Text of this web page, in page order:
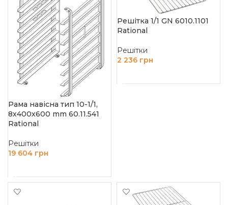
Рама навісна тип 10-1/1,
8х400х600 mm 60.11.541
Rational
Решітки
19 604 грн
Решітка 1/1 GN 6010.1101
Rational
Решітки
2 236 грн